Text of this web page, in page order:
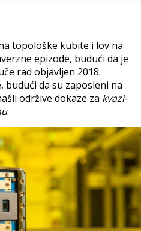
topološke kubite i lov na
epizode, budući da je
rad objavljen 2018.
budući da su zaposleni na
održive dokaze za kvazi-
.